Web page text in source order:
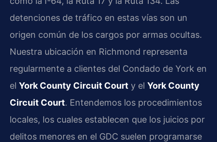
detenciones de tráfico en estas vías son un
origen común de los cargos por armas ocultas.
Nuestra ubicación en Richmond representa
regularmente a clientes del Condado de York en
el York County Circuit Court y el York County
Circuit Court. Entendemos los procedimientos
locales, los cuales establecen que los juicios por
delitos menores en el GDC suelen programarse